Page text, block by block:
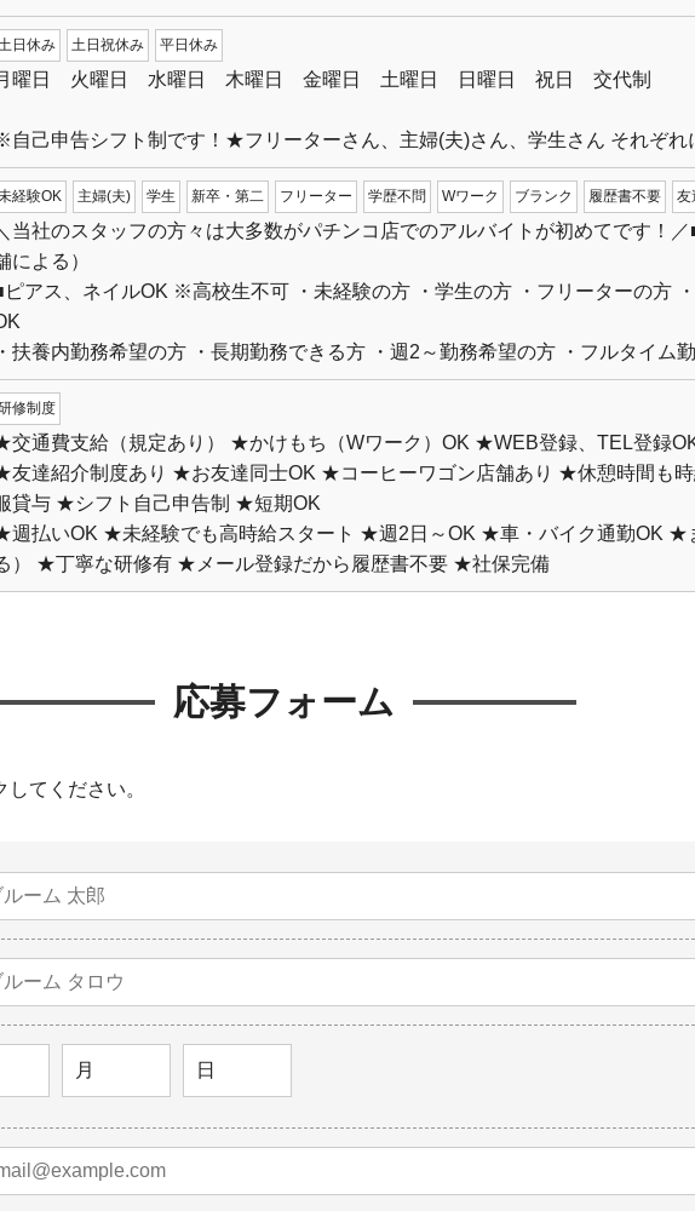
日休み 土日祝休み 平日休み
曜日 火曜日 水曜日 木曜日 金曜日 土曜日 日曜日 祝日 交代制
自己申告シフト制です！★フリーターさん、主婦(夫)さん、学生さん それぞれ
経験OK 主婦(夫) 学生 新卒・第二 フリーター 学歴不問 Wワーク ブランク 履歴書不要 友
当社のスタッフの方々は大多数がパチンコ店でのアルバイトが初めてです！
による）
ピアス、ネイルOK ※高校生不可 ・未経験の方 ・学生の方 ・フリーターの方
扶養内勤務希望の方 ・長期勤務できる方 ・週2～勤務希望の方 ・フルタイム
修制度
交通費支給（規定あり） ★かけもち（Wワーク）OK ★WEB登録、TEL登録
友達紹介制度あり ★お友達同士OK ★コーヒーワゴン店舗あり ★休憩時間も
貸与 ★シフト自己申告制 ★短期OK
週払いOK ★未経験でも高時給スタート ★週2日～OK ★車・バイク通勤OK ★
） ★丁寧な研修有 ★メール登録だから履歴書不要 ★社保完備
応募フォーム
てください。